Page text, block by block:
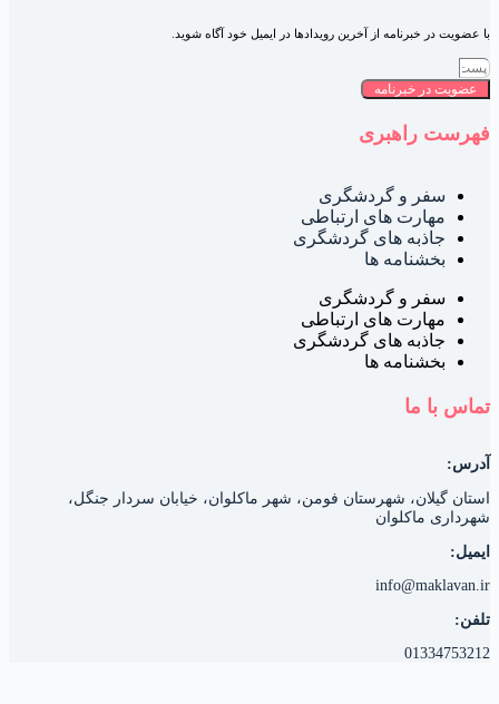
عضویت در خبرنامه از آخرین رویدادها در ایمیل خود آگاه شوید.
عضویت در خبرنامه
راهبری
سفر و گردشگری
مهارت های ارتباطی
جاذبه های گردشگری
بخشنامه ها
سفر و گردشگری
مهارت های ارتباطی
جاذبه های گردشگری
بخشنامه ها
با ما
گیلان، شهرستان فومن، شهر ماکلوان، خیابان سردار جنگل،
ماکلوان